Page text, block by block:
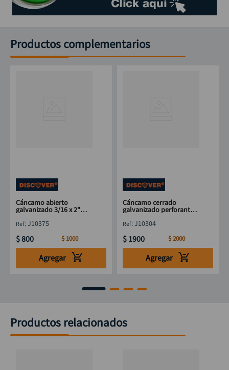
Productos complementarios
Cáncamo abierto
galvanizado 3/16 x 2"
:J10375
$800 $1000
Agregar
Cáncamo cerrado
galvanizado perforante
:J10304
$ 1900 $2000
Agregar
Productos relacionados